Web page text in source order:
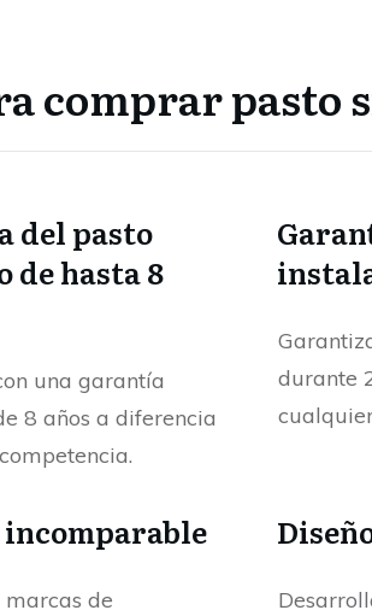
comprar pasto
del pasto
de hasta 8
una garantía
8 años a diferencia
durante
marcas de